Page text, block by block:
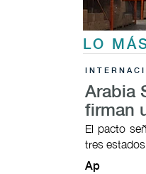
LO
Arabia
firman
El pacto
tres
Ap